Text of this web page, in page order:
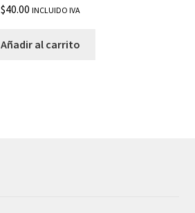
$40.00 INCLUIDO IVA
Añadir al carrito